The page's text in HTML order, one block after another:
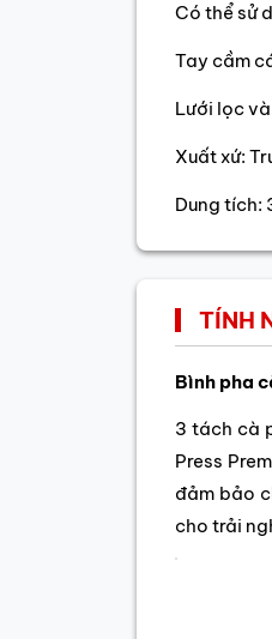
Có thể sử
Tay cầm
Lưới lọc
Xuất xứ:
Dung tích:
TÍNH
Bình pha
3 tách cà
Press
đảm bảo
cho trải